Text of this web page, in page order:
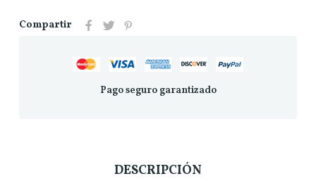
Compartir
Pago seguro garantizado
DESCRIPCIÓN